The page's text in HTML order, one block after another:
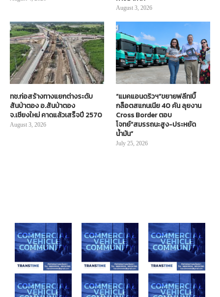
August 3, 2026
ทช.ก่อสร้างทางแยกต่างระดับ
สันป่าตอง อ.สันป่าตอง
จ.เชียงใหม่ คาดแล้วเสร็จปี 2570
August 3, 2026
“แมคแอนดริวฯ”ขยายฟลีท!บิ๊
กล็อตสแกนเนีย 40 คัน ลุยงาน
Cross Border ตอบ
โจทย์“สมรรถนะสูง-ประหยัด
น้ำมัน”
July 25, 2026